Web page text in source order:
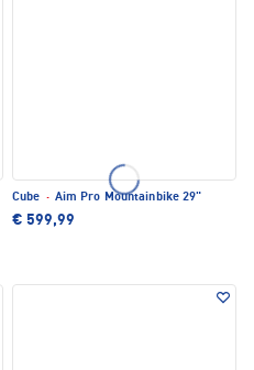
Cube · Aim Pro Mountainbike 29"
€ 599,99